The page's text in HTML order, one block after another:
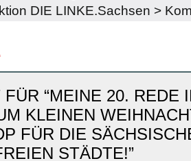
DIE LINKE.Sachsen >
“MEINE 20. REDE
KLEINEN
FÜR DIE
STÄDTE!”